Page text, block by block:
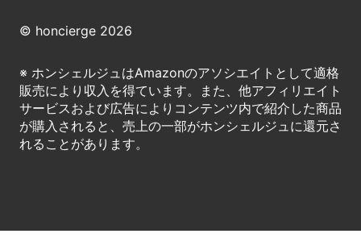
© honcierge 2026
※ ホンシェルジュはAmazonのアソシエイトとして適格
販売により収入を得ています。また、他アフィリエイト
サービスおよび広告によりコンテンツ内で紹介した商品
が購入されると、売上の一部がホンシェルジュに還元さ
れることがあります。